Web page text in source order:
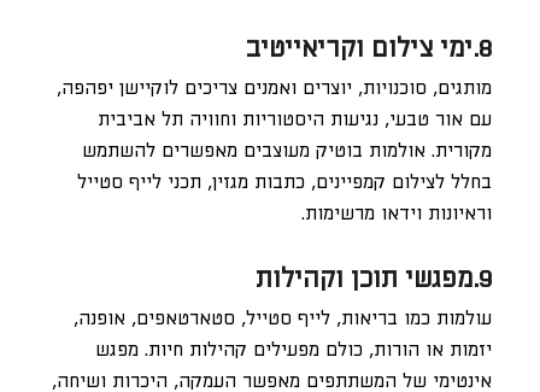
8.ימי צילום וקריאייטיב
מותגים, סוכנויות, יוצרים ואמנים צריכים לוקיישן יפהפה,
עם אור טבעי, נגיעות היסטוריות וחוויה תל אביבית
מקורית. אולמות בוטיק מעוצבים מאפשרים להשתמש
בחלל לצילום קמפיינים, כתבות מגזין, תכני לייף סטייל
וראיונות וידאו מרשימות.
9.מפגשי תוכן וקהילות
עולמות כמו בריאות, לייף סטייל, סטארטאפים, אופנה,
יזמות או הורות, כולם מפעילים קהילות חיות. מפגש
אינטימי של המשתתפים מאפשר העמקה, היכרות ושיחה,